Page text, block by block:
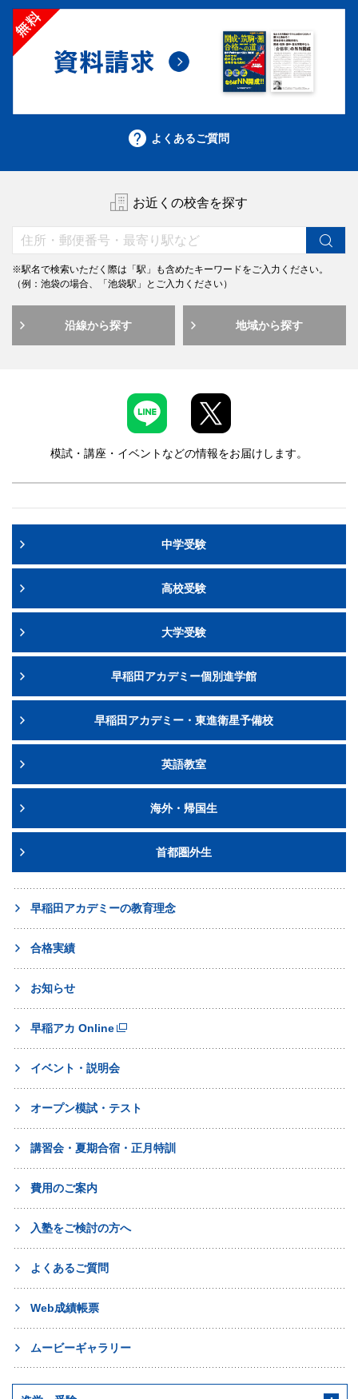
よくあるご質問
お近くの校舎を探す
※駅名で検索いただく際は「駅」も含めたキーワードをご入力ください。
（例：池袋の場合、「池袋駅」とご入力ください）
沿線から探す 地域から探す
模試・講座・イベントなどの情報をお届けします。
中学受験
高校受験
大学受験
早稲田アカデミー個別進学館
早稲田アカデミー・東進衛星予備校
英語教室
海外・帰国生
首都圏外生
早稲田アカデミーの教育理念
合格実績
お知らせ
早稲アカ Online
イベント・説明会
オープン模試・テスト
講習会・夏期合宿・正月特訓
費用のご案内
入塾をご検討の方へ
よくあるご質問
Web成績帳票
ムービーギャラリー